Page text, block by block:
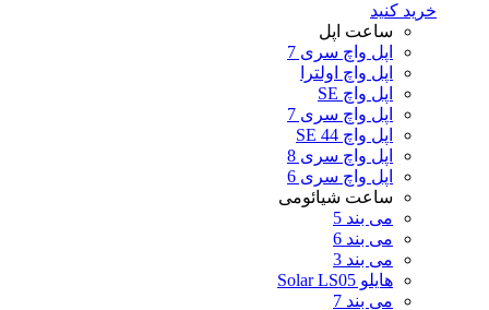
خرید کنید
ساعت اپل
اپل واچ سری 7
اپل واچ اولترا
اپل واچ SE
اپل واچ سری 7
اپل واچ SE 44
اپل واچ سری 8
اپل واچ سری 6
ساعت شیائومی
می بند 5
می بند 6
می بند 3
هایلو Solar LS05
می بند 7